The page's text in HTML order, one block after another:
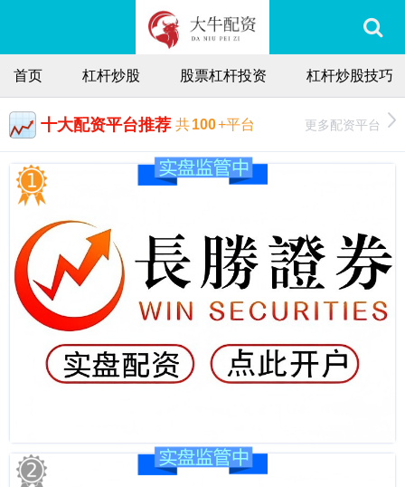
首页 杠杆炒股 股票杠杆投资 杠杆炒股技巧
十大配资平台推荐 共100+平台 更多配资平台